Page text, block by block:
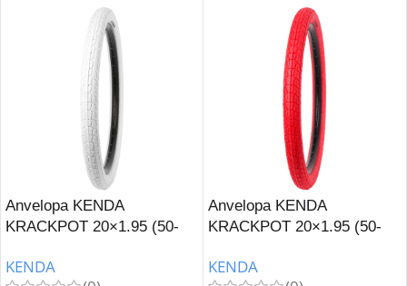
Anvelopa KENDA
KRACKPOT 20×1.95 (50-
KENDA
Anvelopa KENDA
KRACKPOT 20×1.95 (50-
KENDA